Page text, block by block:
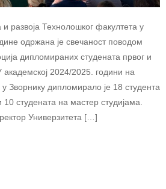
развоја Технолошког факултета у
одржана је свечаност поводом
дипломираних студената првог и
академској 2024/2025. години на
Зворнику дипломирало је 18 студента
студената на мастер студијама.
Универзитета […]